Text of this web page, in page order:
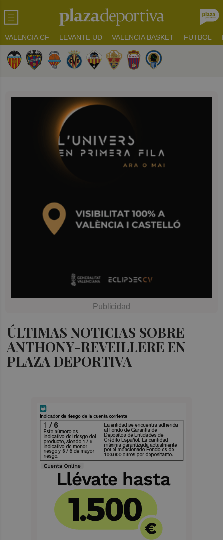
VALENCIA CF LEVANTE UD VALENCIA BASKET FUTBOL
ÚLTIMAS NOTICIAS SOBRE
ANTHONY-REVEILLERE EN
PLAZA DEPORTIVA